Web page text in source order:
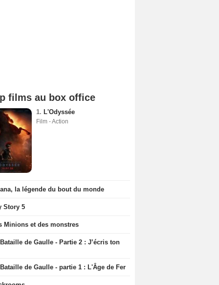
films au box office
1. L'Odyssée
Film - Action
la légende du bout du monde
Story 5
Minions et des monstres
de Gaulle - Partie 2 : J’écris ton
de Gaulle - partie 1 : L'Âge de Fer